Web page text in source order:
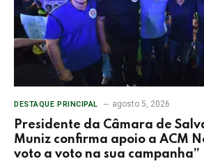
DESTAQUE PRINCIPAL agosto 5, 2026
Presidente da Câmara de
Muniz confirma apoio a ACM
voto a voto na sua campanha”